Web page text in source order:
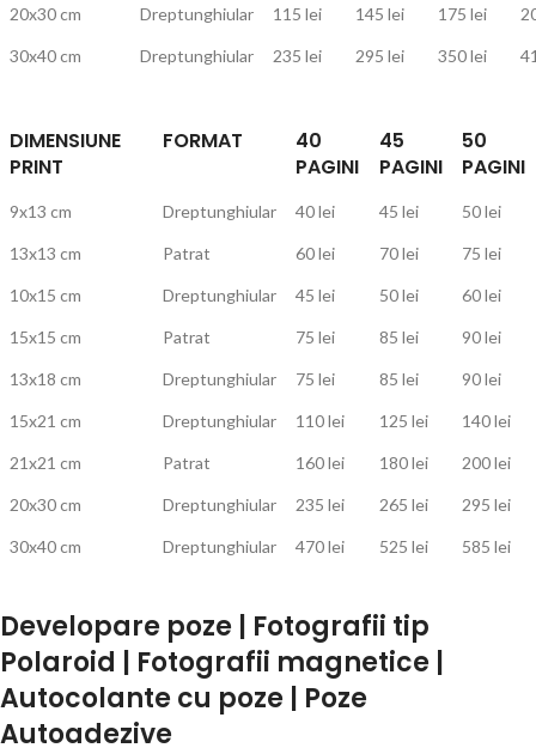
20x30 cm Dreptunghiular 115 lei 145 lei 175 lei
30x40 cm Dreptunghiular 235 lei 295 lei 350 lei
DIMENSIUNE
PRINT
FORMAT
40
PAGINI
45
PAGINI
50
PAGINI
9x13 cm Dreptunghiular 40 lei 45 lei 50 lei
13x13 cm Patrat 60 lei 70 lei 75 lei
10x15 cm Dreptunghiular 45 lei 50 lei 60 lei
15x15 cm Patrat 75 lei 85 lei 90 lei
13x18 cm Dreptunghiular 75 lei 85 lei 90 lei
15x21 cm Dreptunghiular 110 lei 125 lei 140 lei
21x21 cm Patrat 160 lei 180 lei 200 lei
20x30 cm Dreptunghiular 235 lei 265 lei 295 lei
30x40 cm Dreptunghiular 470 lei 525 lei 585 lei
Developare poze | Fotografii tip
Polaroid | Fotografii magnetice |
Autocolante cu poze | Poze
Autoadezive